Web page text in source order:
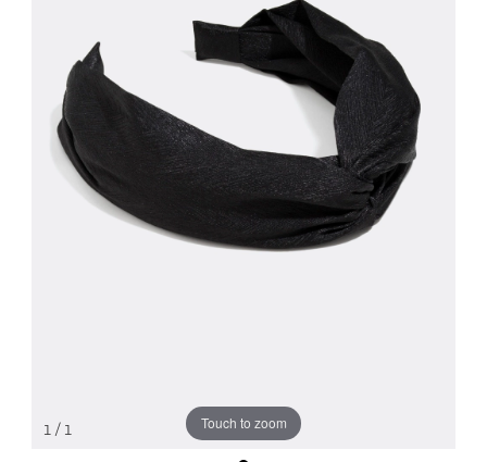
Touch to zoom
1 / 1